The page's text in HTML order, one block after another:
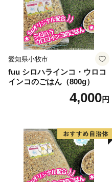
愛知県小牧市
fuu シロハラインコ・ウロコ
インコのごはん（800g）
4,000円